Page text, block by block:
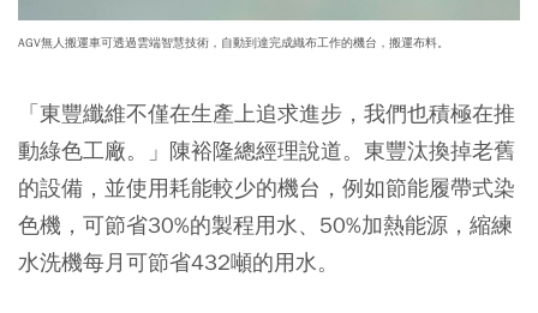
AGV無人搬運車可透過雲端智慧技術，自動到達完成織布工作的機台，搬運布料。
「東豐纖維不僅在生產上追求進步，我們也積極在推
動綠色工廠。」陳裕隆總經理說道。東豐汰換掉老舊
的設備，並使用耗能較少的機台，例如節能履帶式染
色機，可節省30%的製程用水、50%加熱能源，縮練
水洗機每月可節省432噸的用水。